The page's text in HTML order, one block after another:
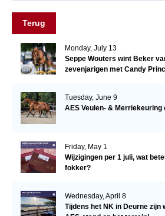
Terug
Monday, July 13
Seppe Wouters wint Beker
zevenjarigen met Candy
Tuesday, June 9
AES Veulen- & Merriekeuring
Friday, May 1
Wijzigingen per 1 juli, wat
fokker?
Wednesday, April 8
Tijdens het NK in Deurne zijn